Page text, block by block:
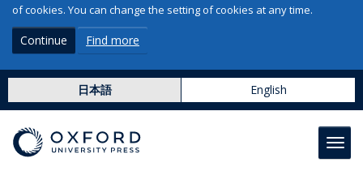
of cookies. You can change the setting of cookies at any time.
Continue Find more
日本語 English